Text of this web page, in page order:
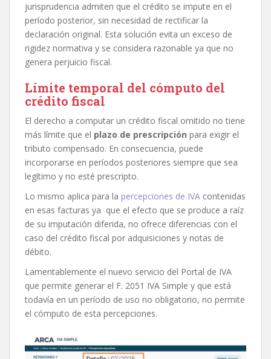
jurisprudencia admiten que el crédito se impute en el
período posterior, sin necesidad de rectificar la
declaración original. Esta solución evita un exceso de
rigidez normativa y se considera razonable ya que no
genera perjuicio fiscal.
Límite temporal del cómputo del
crédito fiscal
El derecho a computar un crédito fiscal omitido no tiene
más límite que el plazo de prescripción para exigir el
tributo compensado. En consecuencia, puede
incorporarse en períodos posteriores siempre que sea
legítimo y no esté prescripto.
Lo mismo aplica para la percepciones de IVA contenidas
en esas facturas ya que el efecto que se produce a raíz
de su imputación diferida, no ofrece diferencias con el
caso del crédito fiscal por adquisiciones y notas de
débito.
Lamentablemente el nuevo servicio del Portal de IVA
que permite generar el F. 2051 IVA Simple y que está
todavía en un período de uso no obligatorio, no permite
el cómputo de esta percepciones.